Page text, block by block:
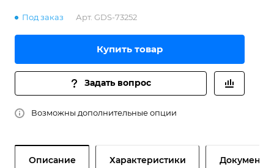
Под заказ Арт. GDS-73252
Купить товар
Задать вопрос
Возможны дополнительные опции
Описание Характеристики Документы